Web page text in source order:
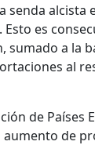
alcista
es
sumado a la
al
de Países
de